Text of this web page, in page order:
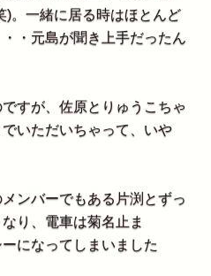
)。一緒に居る時はほとんど
・元島が聞き上手だったん
すが、佐原とりゅうこちゃ
いただいちゃって、いや
ンバーでもある片渕とずっ
り、電車は菊名止ま
になってしまいました